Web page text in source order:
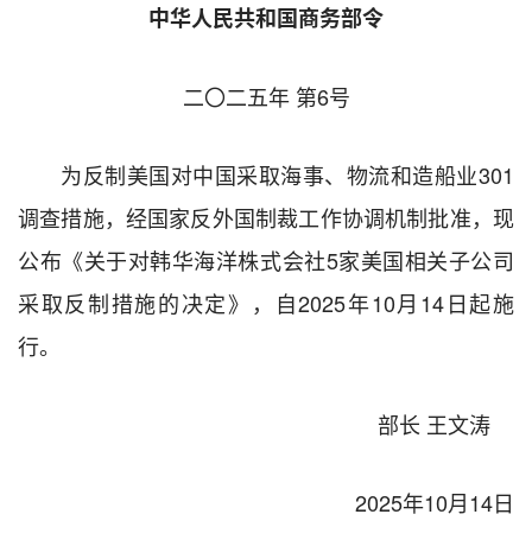
中华人民共和国商务部令
二〇二五年 第6号
为反制美国对中国采取海事、物流和造船业301
调查措施，经国家反外国制裁工作协调机制批准，现
公布《关于对韩华海洋株式会社5家美国相关子公司
采取反制措施的决定》，自2025年10月14日起施
行。
部长 王文涛
2025年10月14日